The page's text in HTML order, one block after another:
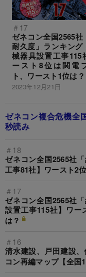
＃17
ゼネコン全国2565社
耐久度」ランキング
械器具設置工事115
ースト8位は関電
ト、ワースト1位は？
2023年12月21日
ゼネコン複合危機全
秒読み
＃18
ゼネコン全国2565社
工事81社】ワースト2
＃17
ゼネコン全国2565社
設置工事115社】ワー
は？
＃16
清水建設、戸田建設
コン再編マップ【全国